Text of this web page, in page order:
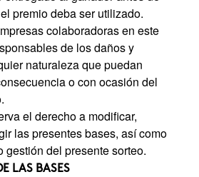
premio deba ser utilizado.
colaboradoras en este
de los daños y
naturaleza que puedan
o con ocasión del
el derecho a modificar,
las presentes bases, así como
gestión del presente sorteo.
LAS BASES